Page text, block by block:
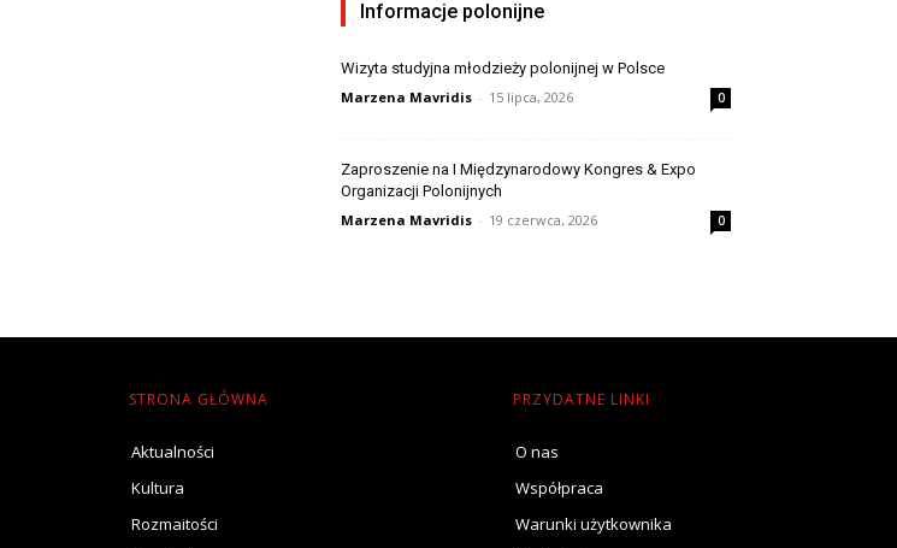
Informacje polonijne
Wizyta studyjna młodzieży polonijnej w Polsce
Marzena Mavridis - 15 lipca, 2026 0
Zaproszenie na I Międzynarodowy Kongres & Expo
Organizacji Polonijnych
Marzena Mavridis - 19 czerwca, 2026 0
STRONA GŁÓWNA
Aktualności
Kultura
Rozmaitości
PRZYDATNE LINKI
O nas
Współpraca
Warunki użytkownika